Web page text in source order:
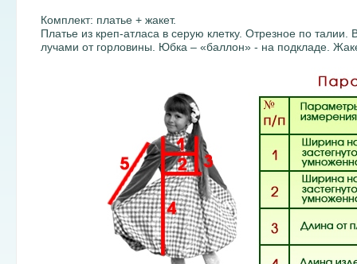
Комплект: платье + жакет.
Платье из креп-атласа в серую клетку. Отрезное по
лучами от горловины. Юбка – «баллон» - на подкладе.